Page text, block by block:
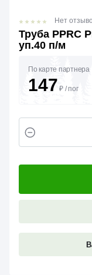
Труба PPRC
уп.40 п/м
Нет
По карте партнера
147 ₽ / пог